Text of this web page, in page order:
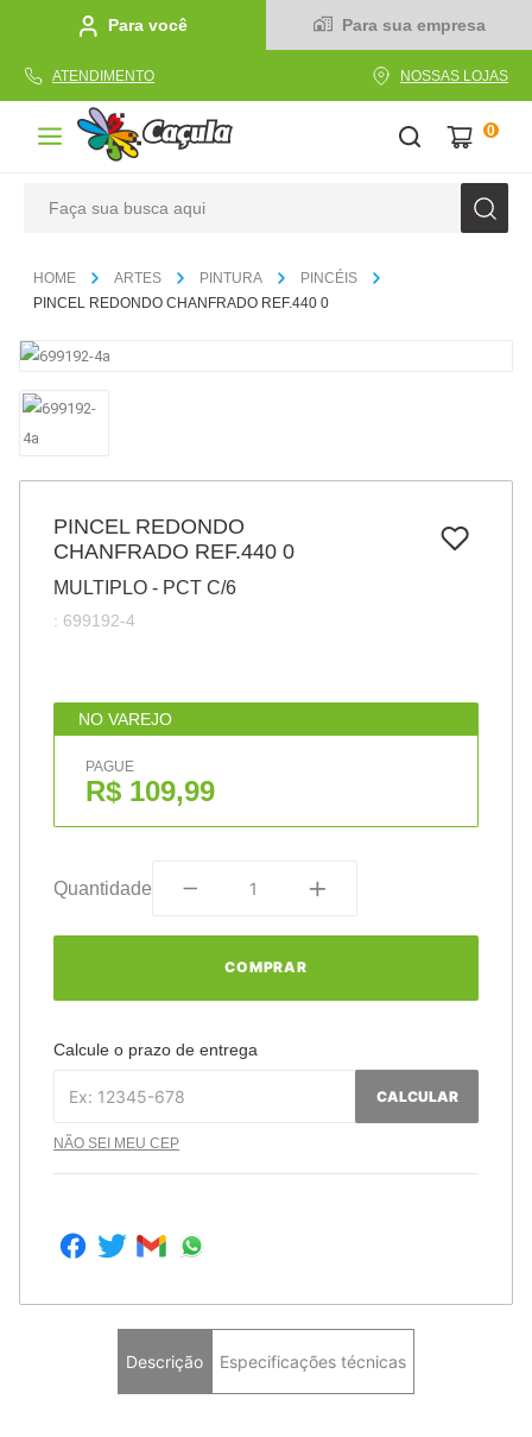
Para você Para sua empresa
ATENDIMENTO NOSSAS LOJAS
0
ARTES PINTURA
PINCÉIS
PINCEL REDONDO CHANFRADO REF.440 0
PINCEL REDONDO
CHANFRADO REF.440 0
MULTIPLO - PCT C/6
: 699192-4
NO VAREJO
PAGUE
R$ 109,99
Quantidade
COMPRAR
Calcule o prazo de entrega
CALCULAR
NÃO SEI MEU CEP
Descrição Especificações técnicas
1º caderno
2
pincel
cola
barbante